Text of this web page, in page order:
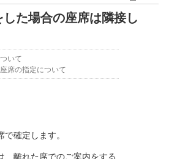
た場合の座席は隣接し
いて
席の指定について
確定します。
離れた席でのご案内をする